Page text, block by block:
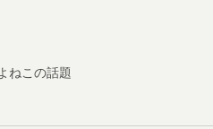
ねこの話題